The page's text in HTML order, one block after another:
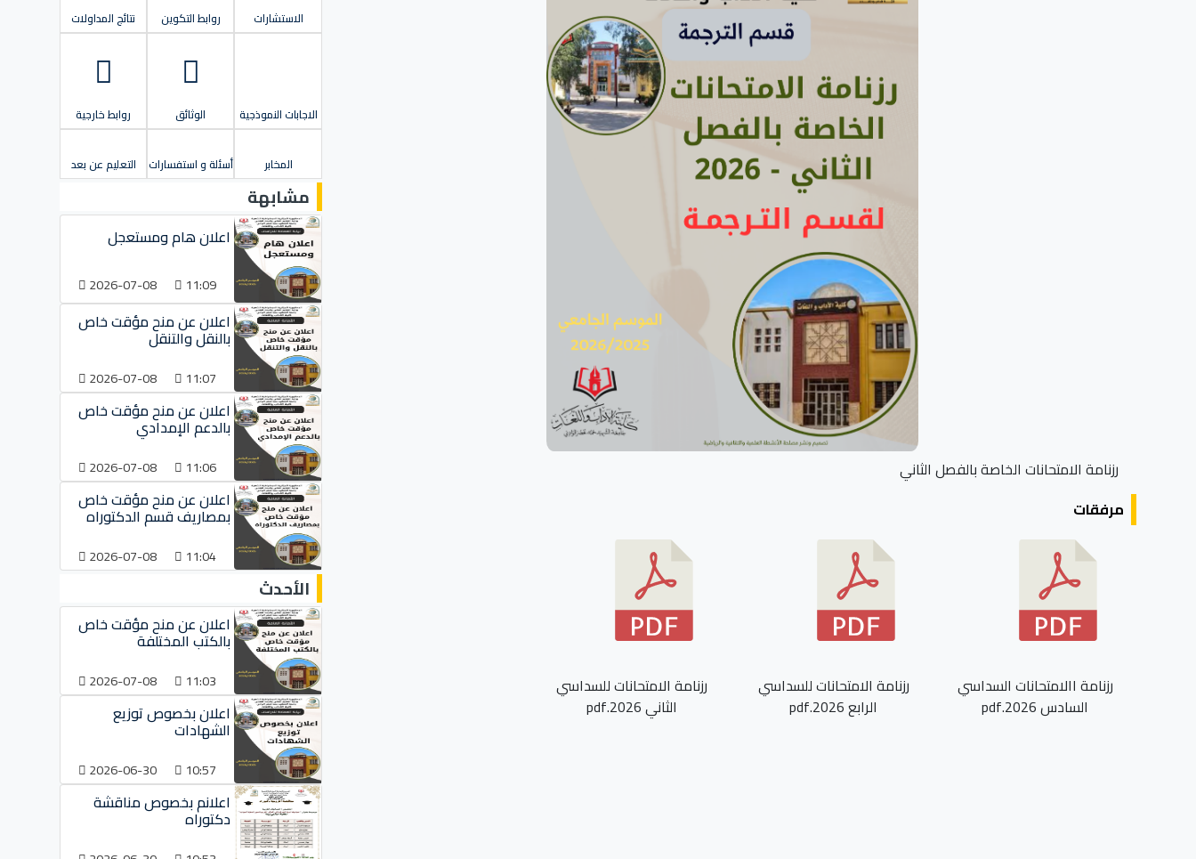
رزنامة الامتحانات الخاصة بالفصل الثاني
مرفقات
رزنامة االامتحانات السداسي
السادس 2026.pdf
رزنامة الامتحانات للسداسي
الرابع 2026.pdf
رزنامة الامتحانات للسداسي
الثاني 2026.pdf
الاستشارات روابط التكوين نتائج المداولات
الاجابات النموذجية الوثائق روابط خارجية
المخابر أسئلة و استفسارات التعليم عن بعد
مشابهة
اعلان هام ومستعجل
11:09
2026-07-08
اعلان عن منح مؤقت خاص
بالنقل والتنقل
11:07
2026-07-08
اعلان عن منح مؤقت خاص
بالدعم الإمدادي
11:06
2026-07-08
اعلان عن منح مؤقت خاص
بمصاريف قسم الدكتوراه
11:04
2026-07-08
الأحدث
اعلان عن منح مؤقت خاص
بالكتب المختلفة
11:03
2026-07-08
اعلان بخصوص توزيع
الشهادات
10:57
2026-06-30
اعلانم بخصوص مناقشة
دكتوراه